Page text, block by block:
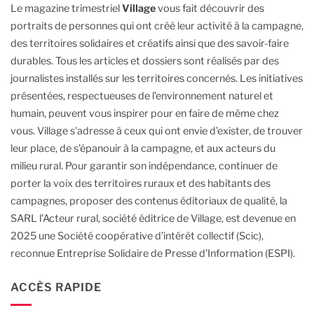
Le magazine trimestrielVillagevous fait découvrir des
portraits de personnes qui ont créé leur activité à la campagne,
des territoires solidaires et créatifs ainsi que des savoir-faire
durables.Tous les articles et dossiers sont réalisés par des
journalistes installés sur les territoires concernés. Les initiatives
présentées, respectueuses de l’environnement naturel et
humain, peuvent vous inspirer pour en faire de même chez
vous.Village s'adresse à ceux qui ont envie d’exister, de trouver
leur place, de s’épanouir à la campagne, et aux acteurs du
milieu rural. Pour garantir son indépendance, continuer de
porter la voix des territoires ruraux et des habitants des
campagnes, proposer des contenus éditoriaux de qualité, la
SARL l’Acteur rural, société éditrice de Village, est devenue en
2025 une Société coopérative d’intérêt collectif (Scic),
reconnue Entreprise Solidaire de Presse d’Information (ESPI).
ACCÈS RAPIDE